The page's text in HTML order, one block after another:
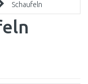
Schaufeln